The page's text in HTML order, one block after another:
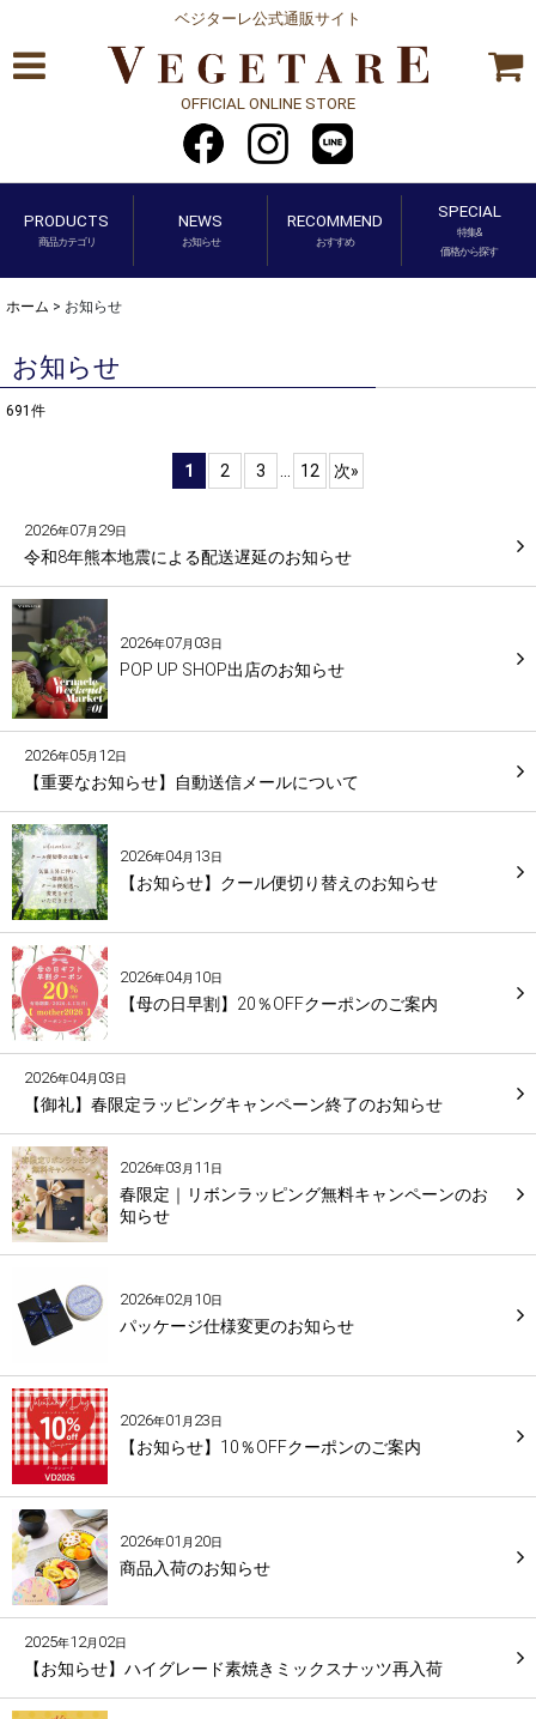
ベジターレ公式通販サイト
OFFICIAL ONLINE STORE
PRODUCTS
商品カテゴリ
NEWS
お知らせ
RECOMMEND
おすすめ
SPECIAL
特集&
価格から探す
ホーム > お知らせ
お知らせ
691 件
1 2 3 12 次»
2026年07月 29日
令和8年熊本地震による配送遅延のお知らせ
2026年07月 03日
POP UP SHOP出店のお知らせ
2026年05月 12日
【重要なお知らせ】自動送信メールについて
2026年04月 13日
【お知らせ】クール便切り替えのお知らせ
2026年04月 10日
【母の日早割】20％OFFクーポンのご案内
2026年04月 03日
【御礼】春限定ラッピングキャンペーン終了のお知らせ
2026年03 月 11 日
春限定｜リボンラッピング無料キャンペーンのお
知らせ
2026年02月 10日
パッケージ仕様変更のお知らせ
2026年01 月 23日
【お知らせ】10％OFFクーポンのご案内
2026年01 月 20日
商品入荷のお知らせ
2025年12月 02日
【お知らせ】ハイグレード素焼きミックスナッツ再入荷